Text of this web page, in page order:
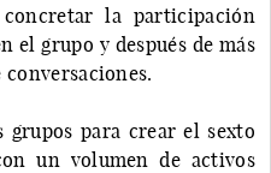
la participación
el grupo y después de más
para crear el sexto
un volumen de activos